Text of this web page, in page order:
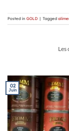
Posted in GOLD | Tagged
Les
02
Juin